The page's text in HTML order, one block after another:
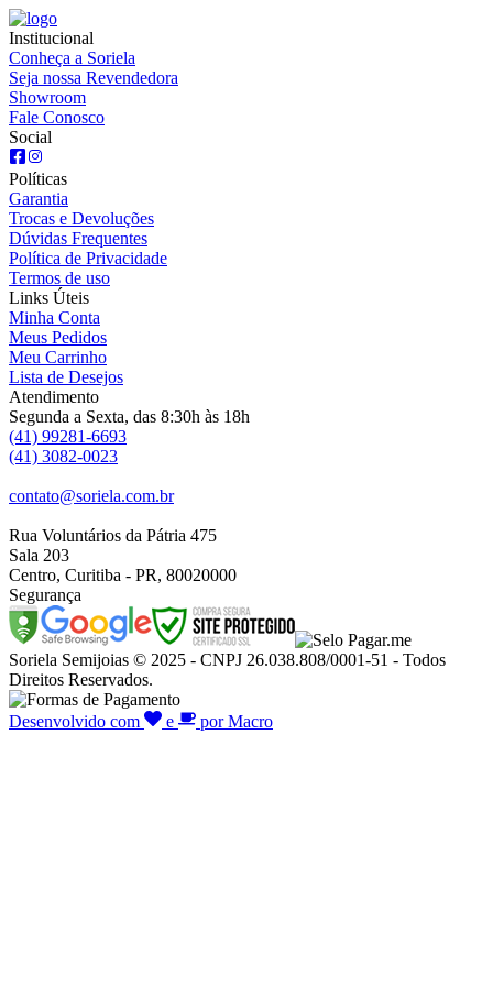
Institucional
Conheça a Soriela
Seja nossa Revendedora
Showroom
Fale Conosco
Social
Políticas
Garantia
Trocas e Devoluções
Dúvidas Frequentes
Política de Privacidade
Termos de uso
Links Úteis
Minha Conta
Meus Pedidos
Meu Carrinho
Lista de Desejos
Atendimento
Segunda a Sexta, das 8:30h às 18h
(41) 99281-6693
(41) 3082-0023
contato@soriela.com.br
Rua Voluntários da Pátria 475
Sala 203
Centro, Curitiba - PR, 80020000
Segurança
Soriela Semijoias © 2025 - CNPJ 26.038.808/0001-51 - Todos
Direitos Reservados.
Desenvolvido com e por Macro